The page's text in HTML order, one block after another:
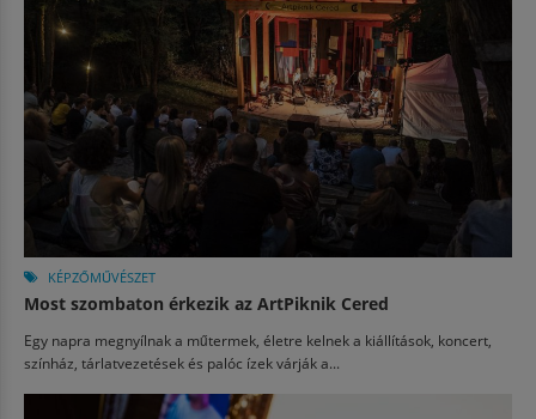
KÉPZŐMŰVÉSZET
Most szombaton érkezik az ArtPiknik Cered
Egy napra megnyílnak a műtermek, életre kelnek a kiállítások, koncert,
színház, tárlatvezetések és palóc ízek várják a...